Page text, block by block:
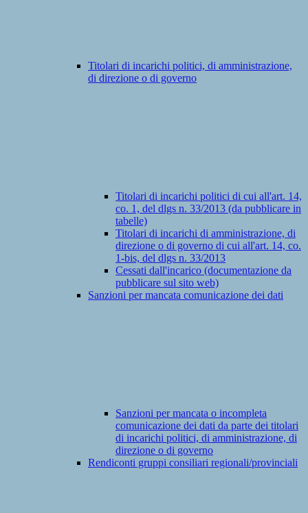
Titolari di incarichi politici, di amministrazione,
di direzione o di governo
Titolari di incarichi politici di cui all'art. 14,
co. 1, del dlgs n. 33/2013 (da pubblicare in
tabelle)
Titolari di incarichi di amministrazione, di
direzione o di governo di cui all'art. 14, co.
1-bis, del dlgs n. 33/2013
Cessati dall'incarico (documentazione da
pubblicare sul sito web)
Sanzioni per mancata comunicazione dei dati
Sanzioni per mancata o incompleta
comunicazione dei dati da parte dei titolari
di incarichi politici, di amministrazione, di
direzione o di governo
Rendiconti gruppi consiliari regionali/provinciali